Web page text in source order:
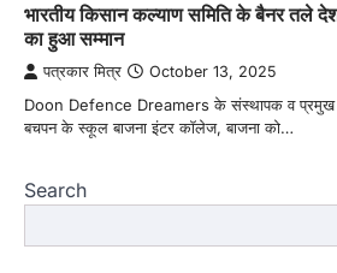
भारतीय किसान कल्याण समिति के बैनर तले
का हुआ सम्मान
पत्रकार मित्र October 13, 2025
Doon Defence Dreamers के संस्थापक व प्रमुख
बचपन के स्कूल बाजना इंटर कॉलेज, बाजना को…
Search